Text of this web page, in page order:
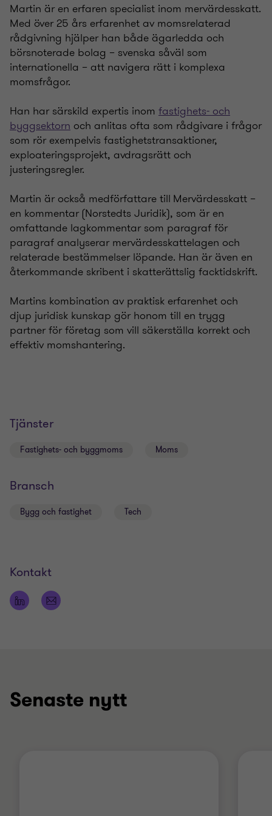
Martin är en erfaren specialist inom mervärdesskatt.
Med över 25 års erfarenhet av momsrelaterad
rådgivning hjälper han både ägarledda och
börsnoterade bolag – svenska såväl som
internationella – att navigera rätt i komplexa
momsfrågor.
Han har särskild expertis inom fastighets- och
byggsektorn och anlitas ofta som rådgivare i frågor
som rör exempelvis fastighetstransaktioner,
exploateringsprojekt, avdragsrätt och
justeringsregler.
Martin är också medförfattare till Mervärdesskatt –
en kommentar (Norstedts Juridik), som är en
omfattande lagkommentar som paragraf för
paragraf analyserar mervärdesskattelagen och
relaterade bestämmelser löpande. Han är även en
återkommande skribent i skatterättslig facktidskrift.
Martins kombination av praktisk erfarenhet och
djup juridisk kunskap gör honom till en trygg
partner för företag som vill säkerställa korrekt och
effektiv momshantering.
Tjänster
Fastighets- och byggmoms Moms
Bransch
Bygg och fastighet Tech
Kontakt
Senaste nytt